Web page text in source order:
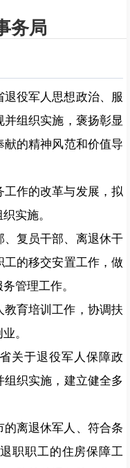
务局
退役军人思想政治、服
组织实施，褒扬彰显
的精神风范和价值导
工作的改革与发展，拟
实施。
、复员干部、离退休干
的移交安置工作，做
管理工作。
教育培训工作，协调扶
。
关于退役军人保障政
织实施，建立健全多
的离退休军人、符合条
职职工的住房保障工